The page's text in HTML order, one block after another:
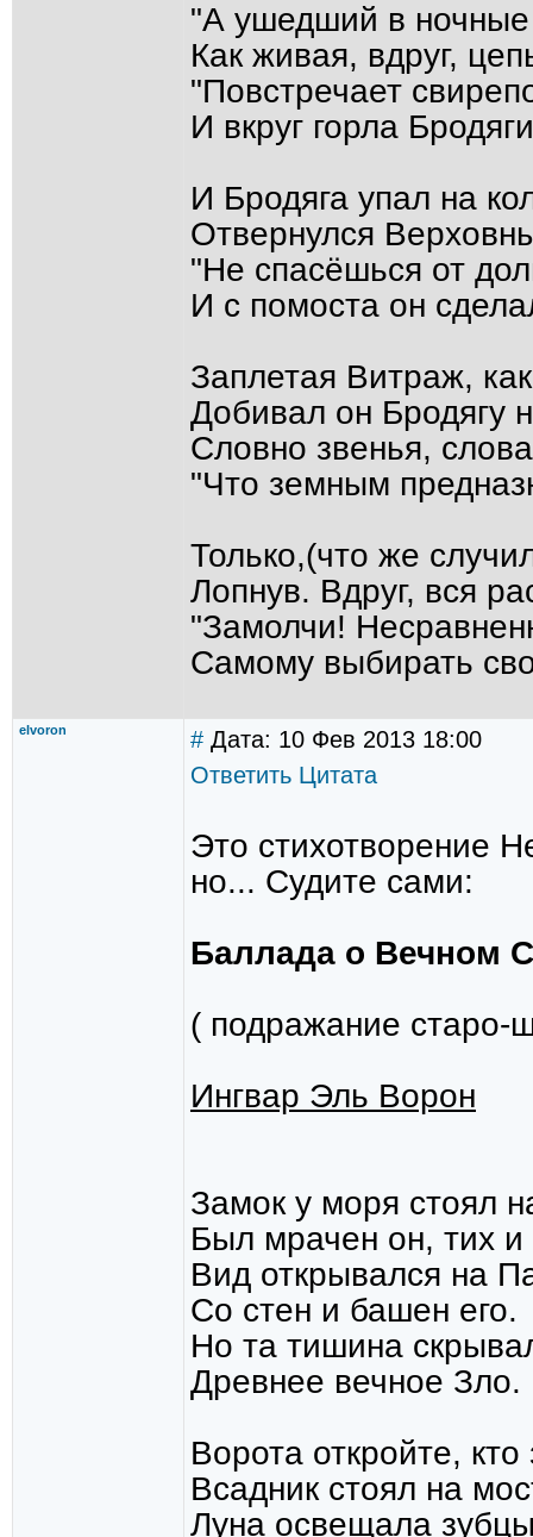
"А ушедший в
Как живая, вдруг,
"Повстречает
И вкруг горла
И Бродяга упал на
Отвернулся
"Не спасёшься от
И с помоста он
Заплетая Витраж,
Добивал он Бродягу
Словно звенья,
"Что земным
Только,(что же
Лопнув. Вдруг, вся
"Замолчи!
Самому выбирать
elvoron # Дата: 10 Фев 2013 18:00
Ответить Цитата
Это стихотворение
но... Судите сами:
Баллада о Вечном
( подражание старо-
Ингвар Эль Ворон
Замок у моря стоял
Был мрачен он, тих и
Вид открывался на
Со стен и башен его.
Но та тишина
Древнее вечное Зло.
Ворота откройте,
Всадник стоял на
Луна освещала